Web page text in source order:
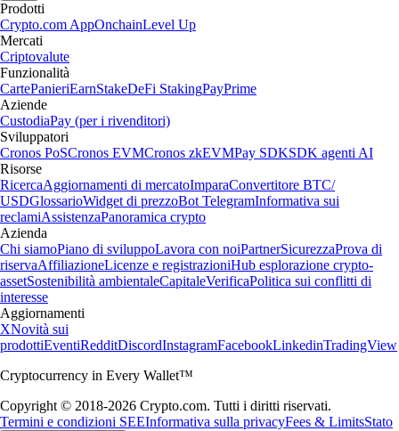
Prodotti
Crypto.com AppOnchainLevel Up
Mercati
Criptovalute
Funzionalità
CartePanieriEarnStakeDeFi StakingPayPrime
Aziende
CustodiaPay (per i rivenditori)
Sviluppatori
Cronos PoSCronos EVMCronos zkEVMPay SDKSDK agenti AI
Risorse
RicercaAggiornamenti di mercatoImparaConvertitore BTC/
USDGlossarioWidget di prezzoBot TelegramInformativa sui
reclamiAssistenzaPanoramica crypto
Azienda
Chi siamoPiano di sviluppoLavora con noiPartnerSicurezzaProva di
riservaAffiliazioneLicenze e registrazioniHub esplorazione crypto-
assetSostenibilità ambientaleCapitaleVerificaPolitica sui conflitti di
interesse
Aggiornamenti
XNovità sui
prodottiEventiRedditDiscordInstagramFacebookLinkedinTradingView
Cryptocurrency in Every Wallet™
Copyright © 2018-2026 Crypto.com. Tutti i diritti riservati.
Termini e condizioni SEEInformativa sulla privacyFees & LimitsStato